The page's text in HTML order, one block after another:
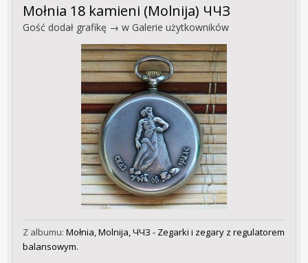
Mołnia 18 kamieni (Molnija) ЧЧЗ
Gość dodał grafikę → w Galerie użytkowników
Z albumu: Mołnia, Molnija, ЧЧЗ - Zegarki i zegary z regulatorem
balansowym.